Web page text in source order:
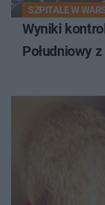
SZPITALE W
Wyniki
Południowy